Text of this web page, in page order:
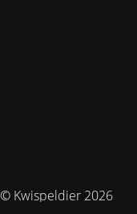
© Kwispeldier 2026